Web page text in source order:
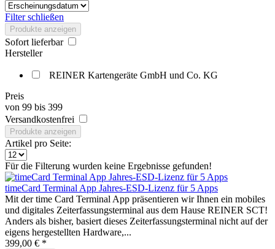
Filter schließen
Produkte anzeigen
Sofort lieferbar
Hersteller
REINER Kartengeräte GmbH und Co. KG
Preis
von 99 bis 399
Versandkostenfrei
Produkte anzeigen
Artikel pro Seite:
Für die Filterung wurden keine Ergebnisse gefunden!
timeCard Terminal App Jahres-ESD-Lizenz für 5 Apps
Mit der time Card Terminal App präsentieren wir Ihnen ein mobiles
und digitales Zeiterfassungsterminal aus dem Hause REINER SCT!
Anders als bisher, basiert dieses Zeiterfassungsterminal nicht auf der
eigens hergestellten Hardware,...
399,00 € *